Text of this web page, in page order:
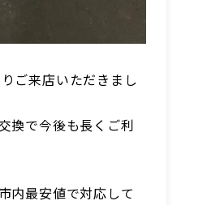
ご来店いただきまし
換で今後も長くご利
内最安値で対応して